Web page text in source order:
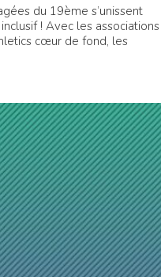
du 19ème s’unissent
! Avec les associations
cœur de fond, les